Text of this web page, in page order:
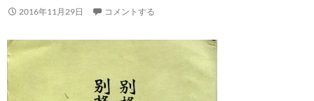
2016年11月29日 コメントする